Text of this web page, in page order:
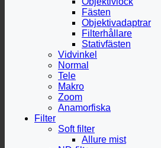
Fästen
Objektivadaptrar
Filterhållare
Stativfästen
Vidvinkel
Normal
Tele
Makro
Zoom
Anamorfiska
Filter
Soft filter
Allure mist